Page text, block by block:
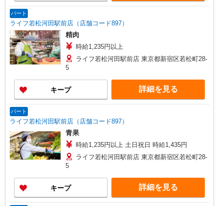
パート
ライフ若松河田駅前店（店舗コード897）
精肉
時給1,235円以上
ライフ若松河田駅前店 東京都新宿区若松町28-
5
キープ 詳細を見る
パート
ライフ若松河田駅前店（店舗コード897）
青果
時給1,235円以上 土日祝日 時給1,435円
ライフ若松河田駅前店 東京都新宿区若松町28-
5
キープ 詳細を見る